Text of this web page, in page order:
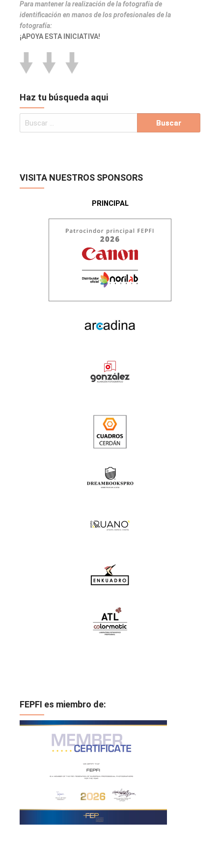
Para mantener la realización de la fotografía de
identificación en manos de los profesionales de la
fotografía:
¡APOYA ESTA INICIATIVA!
Haz tu búsqueda aqui
VISITA NUESTROS SPONSORS
PRINCIPAL
FEPFI es miembro de: